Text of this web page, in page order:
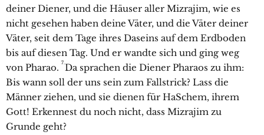
deiner Diener, und die Häuser aller Mizrajim, wie es
nicht gesehen haben deine Väter, und die Väter deiner
Väter, seit dem Tage ihres Daseins auf dem Erdboden
bis auf diesen Tag. Und er wandte sich und ging weg
von Pharao. 7.Da sprachen die Diener Pharaos zu ihm:
Bis wann soll der uns sein zum Fallstrick? Lass die
Männer ziehen, und sie dienen für HaSchem, ihrem
Gott! Erkennest du noch nicht, dass Mizrajim zu
Grunde geht?